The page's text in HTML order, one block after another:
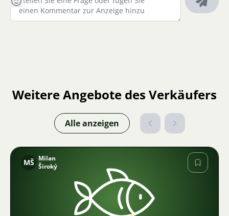
Weitere Angebote des Verkäufers
Alle anzeigen
Bild
MŠ Milan
Široký